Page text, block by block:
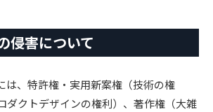
侵害について
は、特許権・実用新案権（技術の権
ダクトデザインの権利）、著作権（大雑